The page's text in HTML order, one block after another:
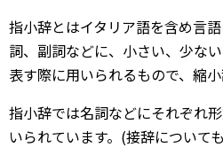
指小辞とはイタリア語を含め言
詞、副詞などに、小さい、少な
表す際に用いられるもので、縮小
指小辞では名詞などにそれぞれ
いられています。(接辞について